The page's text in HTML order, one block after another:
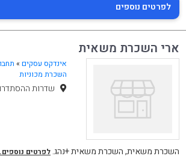
לפרטים נוספים
ארי השכרת משאית
אינדקס עסקים »
השכרת מכוניות
שדרות ההסתדרות 20, חיפה ,
השכרת משאית, השכרת משאית +נהג.לפרטים